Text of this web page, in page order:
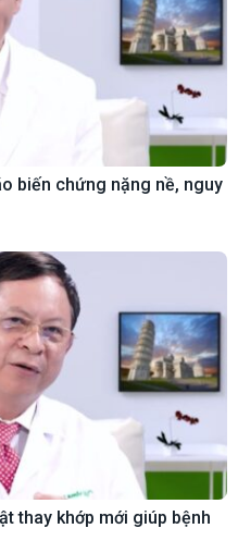
biến chứng nặng nề, nguy
thay khớp mới giúp bệnh